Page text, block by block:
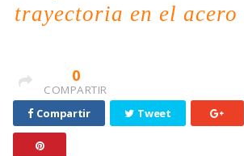
trayectoria en el acero
0
COMPARTIR
Compartir
Tweet